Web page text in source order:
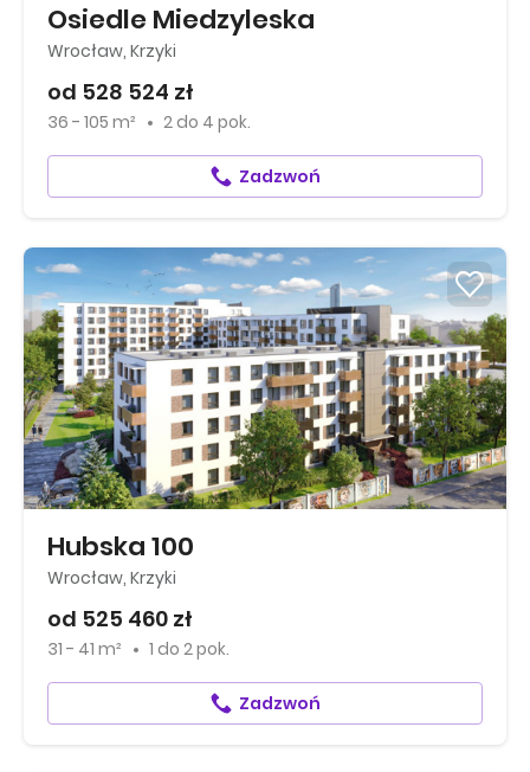
Osiedle Miedzyleska
Wrocław, Krzyki
od 528 524 zł
36 - 105 m² 2 do 4 pok.
Zadzwoń
Hubska 100
Wrocław, Krzyki
od 525 460 zł
31 - 41 m² 1 do 2 pok.
Zadzwoń